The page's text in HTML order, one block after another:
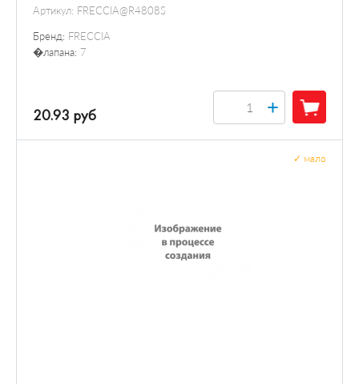
Артикул: FRECCIA@R4808S
Бренд: FRECCIA
�лапана: 7
20.93 руб +
мало